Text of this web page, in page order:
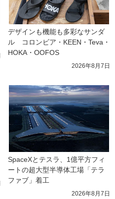
デザインも機能も多彩なサンダ
ル　コロンビア・KEEN・Teva・
HOKA・OOFOS
2026年8月7日
SpaceXとテスラ、1億平方フィ
ートの超大型半導体工場「テラ
ファブ」着工
2026年8月7日